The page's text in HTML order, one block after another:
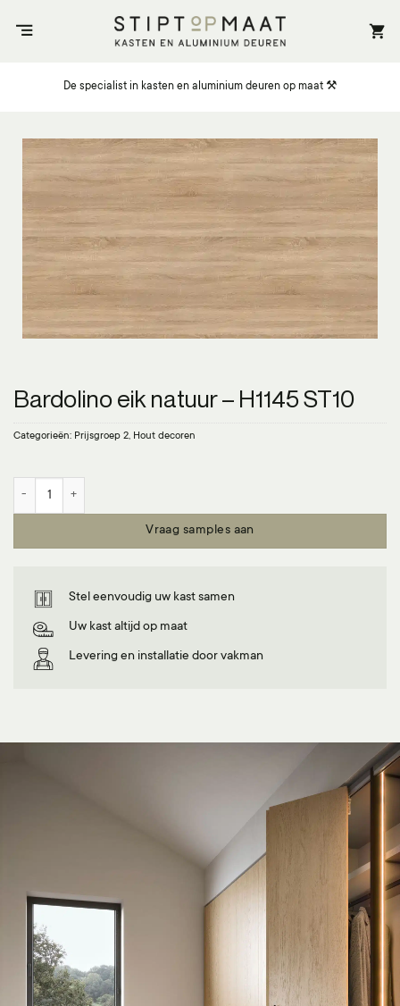
naar
De specialist in kasten en aluminium deuren op maat ⚒️
Bardolino eik natuur – H1145 ST10
Categorieën: Prijsgroep 2, Hout decoren
Bardolino eik natuur - H1145 ST10 aantal
Vraag samples aan
Stel eenvoudig uw kast samen
Uw kast altijd op maat
Levering en installatie door vakman